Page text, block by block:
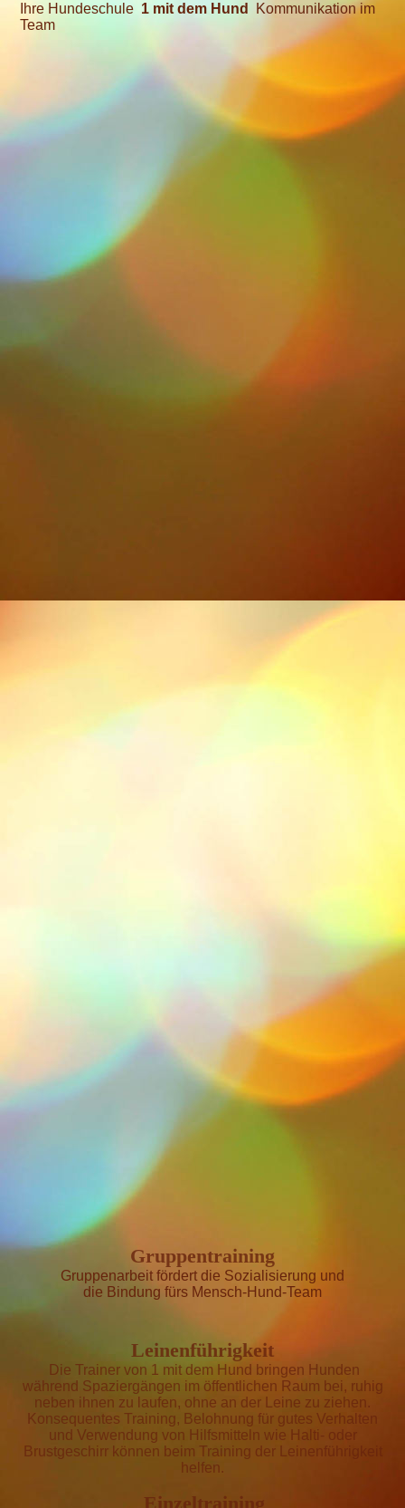
Ihre Hundeschule 1 mit dem Hund Kommunikation im
Team
Gruppentraining
Gruppenarbeit fördert die Sozialisierung und
die Bindung fürs Mensch-Hund-Team
Leinenführigkeit
Die Trainer von 1 mit dem Hund bringen Hunden
während Spaziergängen im öffentlichen Raum bei, ruhig
neben ihnen zu laufen, ohne an der Leine zu ziehen.
Konsequentes Training, Belohnung für gutes Verhalten
und Verwendung von Hilfsmitteln wie Halti- oder
Brustgeschirr können beim Training der Leinenführigkeit
helfen.
Einzeltraining